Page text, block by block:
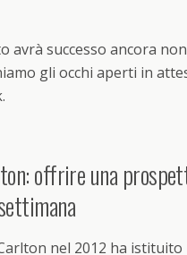
avrà successo ancora
gli occhi aperti in
offrire una
nel 2012 ha istituito